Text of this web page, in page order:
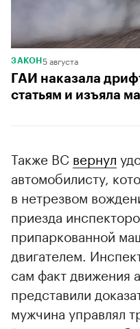
ЗАКОН 5 августа
ГАИ наказала
статьям и изъяла
Также ВС вернул
автомобилисту,
в нетрезвом
приезда
припаркованной
двигателем.
сам факт движения
представили
мужчина управлял